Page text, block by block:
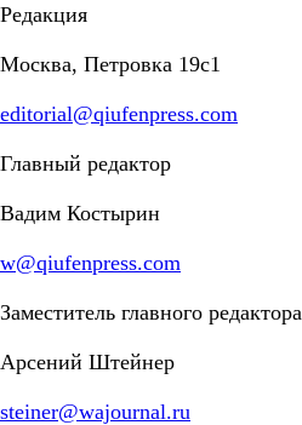
Редакция
Москва, Петровка 19с1
editorial@qiufenpress.com
Главный редактор
Вадим Костырин
w@qiufenpress.com
Заместитель главного редактора
Арсений Штейнер
steiner@wajournal.ru